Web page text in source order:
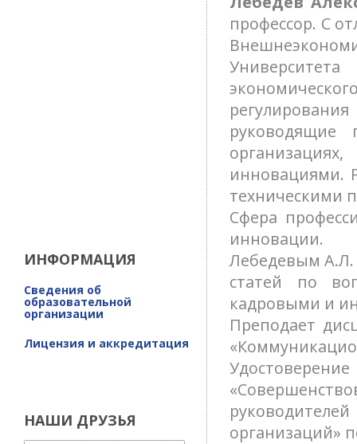
ИНФОРМАЦИЯ
Сведения об
образовательной
организации
Лицензия и аккредитация
НАШИ ДРУЗЬЯ
профессор. С
руководящие
инновациями.
техническими
Сфера
инновации.
Лебедевым А.Л.
статей по
кадровыми и
Преподает
организаций»